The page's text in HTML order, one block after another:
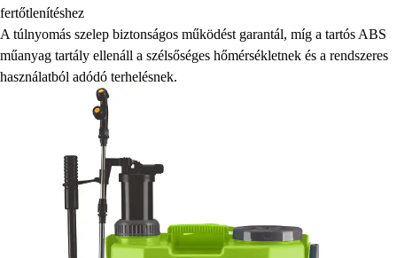
fertőtlenítéshez
A túlnyomás szelep biztonságos működést garantál, míg a tartós ABS
műanyag tartály ellenáll a szélsőséges hőmérsékletnek és a rendszeres
használatból adódó terhelésnek.